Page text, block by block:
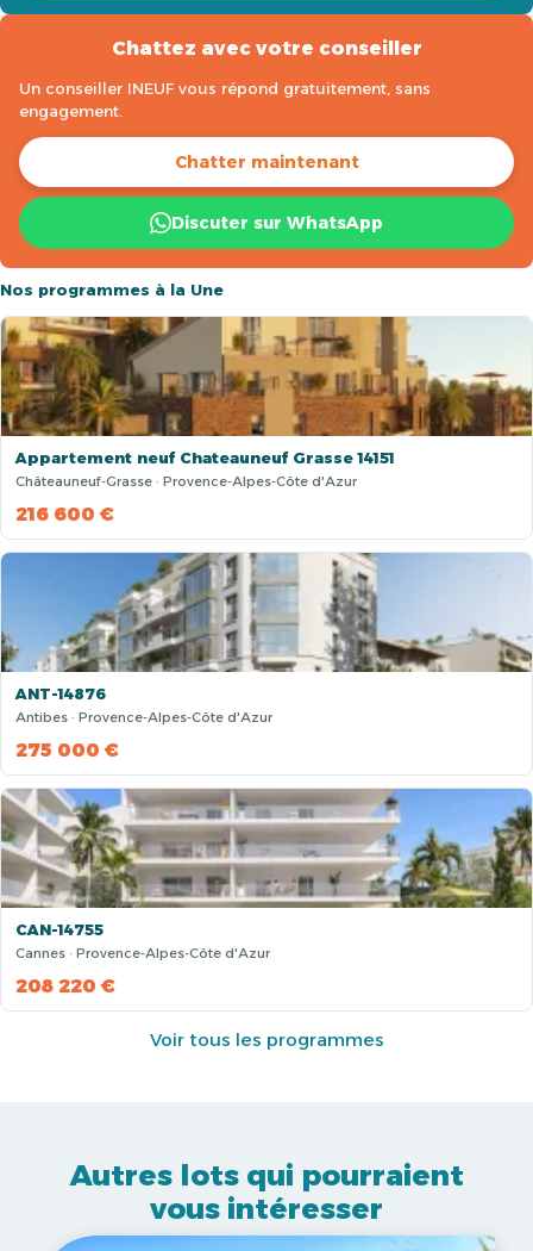
Chattez avec votre conseiller
Un conseiller INEUF vous répond gratuitement, sans
engagement.
Chatter maintenant
Discuter sur WhatsApp
Nos programmes à la Une
Appartement neuf Chateauneuf Grasse 14151
Châteauneuf-Grasse · Provence-Alpes-Côte d'Azur
216 600 €
ANT-14876
Antibes · Provence-Alpes-Côte d'Azur
275 000 €
CAN-14755
Cannes · Provence-Alpes-Côte d'Azur
208 220 €
Voir tous les programmes
Autres lots qui pourraient
vous intéresser